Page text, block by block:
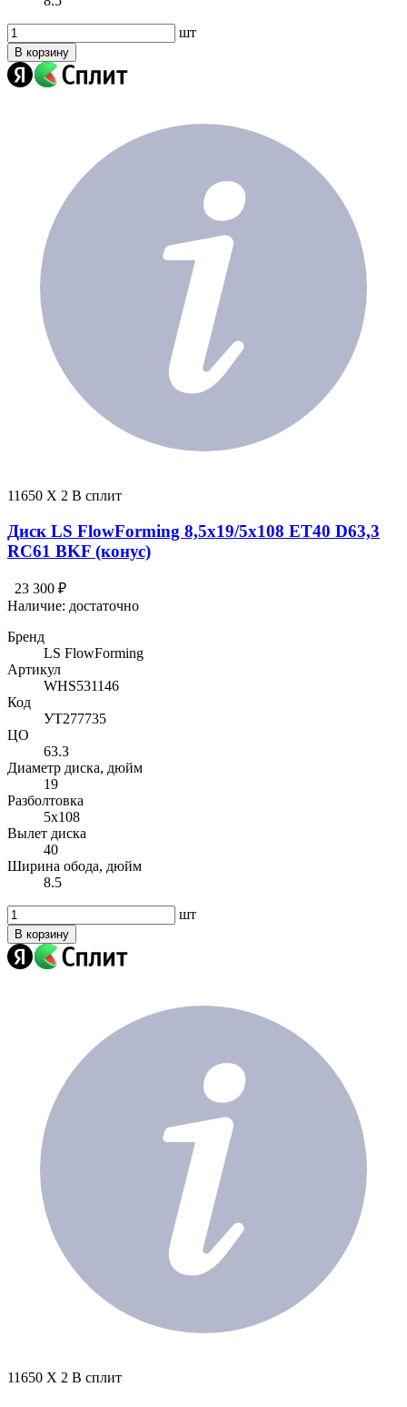
шт
В корзину
11650 X 2 В сплит
Диск LS FlowForming 8,5x19/5x108 ET40 D63,3
RC61 BKF (конус)
23 300 ₽
Наличие: достаточно
Бренд
LS FlowForming
Артикул
WHS531146
Код
УТ277735
ЦО
63.3
Диаметр диска, дюйм
19
Разболтовка
5x108
Вылет диска
40
Ширина обода, дюйм
8.5
шт
В корзину
11650 X 2 В сплит